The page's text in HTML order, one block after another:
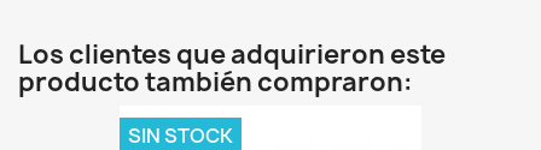
Los clientes que adquirieron este
producto también compraron:
SIN STOCK